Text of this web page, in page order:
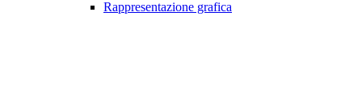
Rappresentazione grafica